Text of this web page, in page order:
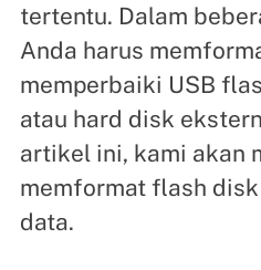
tertentu. Dalam
Anda harus
memperbaiki USB
atau hard disk
artikel ini, kami akan
memformat flash
data.